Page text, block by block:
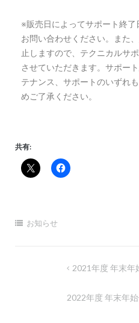
※販売日によってサポート終
お問い合わせください。また
止しますので、テクニカルサ
させていただきます。サポー
テナンス、サポートのいずれ
めご了承ください。
共有:
お知らせ
2021年度 年末年
2022年度 年末年